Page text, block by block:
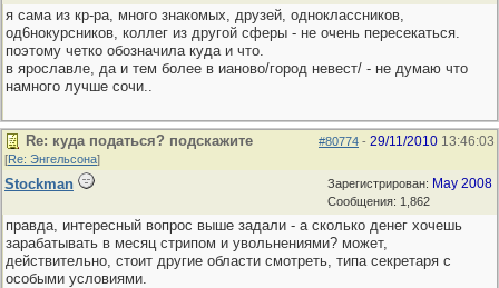
я сама из кр-ра, много знакомых, друзей, одноклассников,
од6нокурсников, коллег из другой сферы - не очень пересекаться.
поэтому четко обозначила куда и что.
в ярославле, да и тем более в ианово/город невест/ - не думаю что
намного лучше сочи..
#80774 - 29/11/2010 13:46:03
Re: куда податься? подскажите
[Re: Энгельсона]
Зарегистрирован: May 2008
Сообщения: 1,862
Stockman
правда, интересный вопрос выше задали - а сколько денег хочешь
зарабатывать в месяц стрипом и увольнениями? может,
действительно, стоит другие области смотреть, типа секретаря с
особыми условиями.